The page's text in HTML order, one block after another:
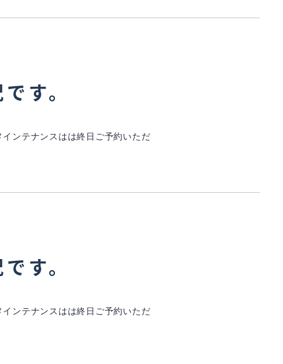
す。
ンテナンスはは終日ご予約いただ
す。
ンテナンスはは終日ご予約いただ